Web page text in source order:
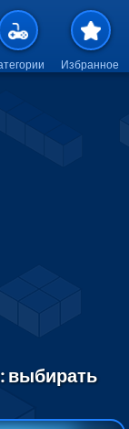
Избранное
выбирать